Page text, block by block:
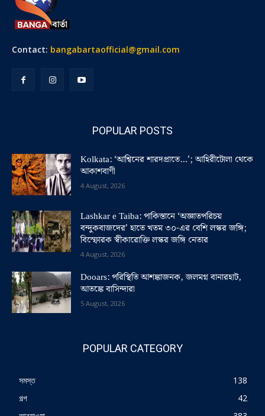
Contact: bangabartaofficial@gmail.com
POPULAR POSTS
Kolkata: ‘আশ্বিনের শারদপ্রাতে…’; আহিরীটোলা থেকে
আকাশবাণী
4 August, 2026
Lashkar e Taiba: পাকিস্তানে ‘অজ্ঞাতপরিচয়
বন্দুকবাজদের’ হাতে খতম ৩০-এর বেশি লস্কর জঙ্গি;
বিস্ফোরক স্বীকারোক্তি লস্কর জঙ্গি নেতার
4 August, 2026
Dooars: পরিস্থিতি আশঙ্কাজনক, জলমগ্ন বানারহাট,
আতঙ্কে বাসিন্দারা
5 August, 2026
POPULAR CATEGORY
সমস্ত
138
গল্প
42